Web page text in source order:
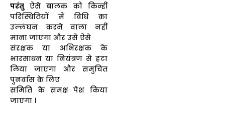
परंतु ऐसे बालक को किन्हीं
परिस्थितियों में विधि का
उल्लंघन करने वाला नहीं
माना जाएगा और उसे ऐसे
संरक्षक या अभिरक्षक के
भारसाधन या नियंत्रण से हटा
लिया जाएगा और समुचित
पुनर्वास के लिए
समिति के समक्ष पेश किया
जाएगा ।